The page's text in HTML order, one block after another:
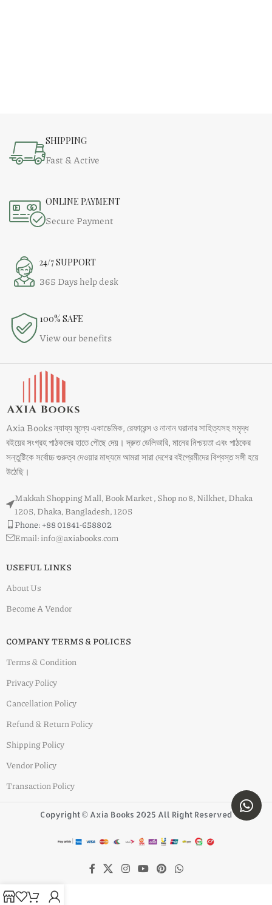
SHIPPING
Fast & Active
ONLINE PAYMENT
Secure Payment
24/7 SUPPORT
365 Days help desk
100% SAFE
View our benefits
Axia Books ন্যায্য মূল্যে একাডেমিক, রেফারেন্স ও নানান ঘরানার সাহিত্যসহ সমৃদ্ধ
বইয়ের সংগ্রহ পাঠকদের হাতে পৌছে দেয়। দ্রুত ডেলিভারি, মানের নিশ্চয়তা এবং পাঠকের
সন্তুষ্টিকে সর্বোচ্চ গুরুত্ব দেওয়ার মাধ্যমে আমরা সারা দেশের বইপ্রেমীদের বিশ্বস্ত সঙ্গী হয়ে
উঠেছি।
Makkah Shopping Mall, Book Market , Shop no 8, Nilkhet, Dhaka
1205, Dhaka, Bangladesh, 1205
Phone: +88 01841-658802
Email: info@axiabooks.com
USEFUL LINKS
About Us
Become A Vendor
COMPANY TERMS & POLICES
Terms & Condition
Privacy Policy
Cancellation Policy
Refund & Return Policy
Shipping Policy
Vendor Policy
Transaction Policy
Copyright © Axia Books 2025 All Right Reserved